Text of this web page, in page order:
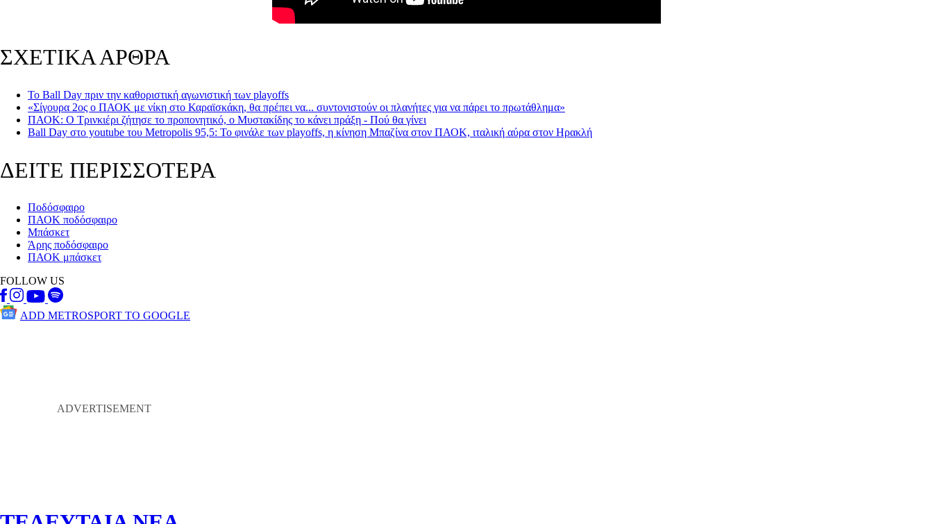
ΣΧΕΤΙΚΑ ΑΡΘΡΑ
Το Ball Day πριν την καθοριστική αγωνιστική των playoffs
«Σίγουρα 2ος ο ΠΑΟΚ με νίκη στο Καραϊσκάκη, θα πρέπει να... συντονιστούν οι πλανήτες για να πάρει το πρωτάθλημα»
ΠΑΟΚ: Ο Τρινκιέρι ζήτησε το προπονητικό, ο Μυστακίδης το κάνει πράξη - Πού θα γίνει
Ball Day στο youtube του Metropolis 95,5: Το φινάλε των playoffs, η κίνηση Μπαζίνα στον ΠΑΟΚ, ιταλική αύρα στον Ηρακλή
ΔΕΙΤΕ ΠΕΡΙΣΣΟΤΕΡΑ
Ποδόσφαιρο
ΠΑΟΚ ποδόσφαιρο
Μπάσκετ
Άρης ποδόσφαιρο
ΠΑΟΚ μπάσκετ
FOLLOW US
ADD METROSPORT TO GOOGLE